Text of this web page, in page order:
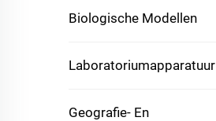
Biologische Modellen
Laboratoriumapparatuur
Geografie- En